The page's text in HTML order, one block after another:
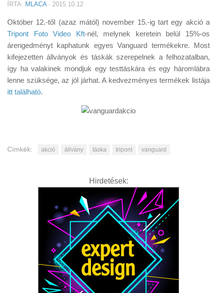
Tudástár
Tanácsok
Érdekességek
Helyszíni Riport
ÍRTA: MLACA· 2015.10.12
Október 12.-től (azaz mától) november 15.-ig tart egy akció a
Tripont Foto Video Kft-nél, melynek keretein belül 15%-os
árengedményt kaphatunk egyes Vanguard termékekre. Most
kifejezetten állványok és táskák szerepelnek a felhozatalban,
így ha valakinek mondjuk egy testtáskára és egy háromlábra
lenne szüksége, az jól járhat. A kedvezményes termékek listája
itt található.
Címkék: akció állvány táska tripont vanguard
Hirdetések: